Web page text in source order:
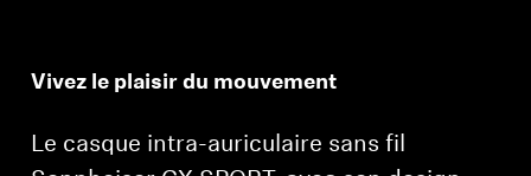
Vivez le plaisir du mouvement
Le casque intra-auriculaire sans fil